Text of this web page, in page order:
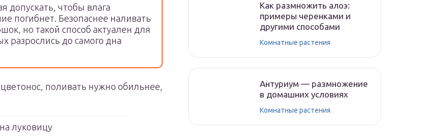
допускать, чтобы влага
погибнет. Безопаснее наливать
но такой способ актуален для
разрослись до самого дна
поливать нужно обильнее,
луковицу
Как размножить алоэ:
примеры черенками и
другими способами
Комнатные растения
Антуриум — размножение
в домашних условиях
Комнатные растения